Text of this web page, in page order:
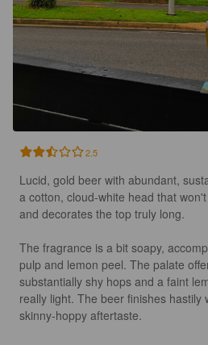
2.5
Lucid, gold beer with abundant,
a cotton, cloud-white head that
and decorates the top truly long.
The fragrance is a bit soapy,
pulp and lemon peel. The palate
substantially shy hops and a faint
really light. The beer finishes hastily
skinny-hoppy aftertaste.